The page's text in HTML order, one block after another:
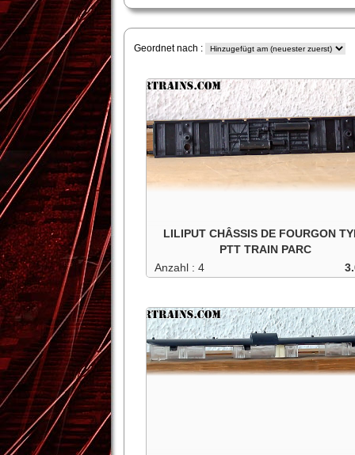
Geordnet nach :
LILIPUT CHÂSSIS DE FOURGON
PTT TRAIN PARC
Anzahl : 4
In den Warenkorb
- 1 +
Details